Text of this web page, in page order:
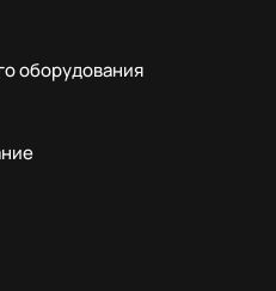
оборудования